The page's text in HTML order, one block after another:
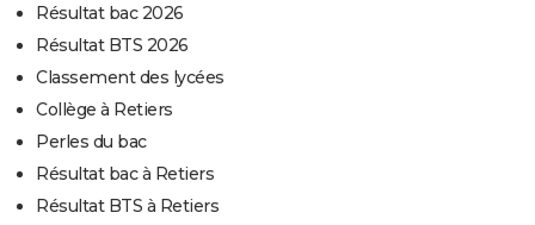
Résultat bac 2026
Résultat BTS 2026
Classement des lycées
Collège à Retiers
Perles du bac
Résultat bac à Retiers
Résultat BTS à Retiers